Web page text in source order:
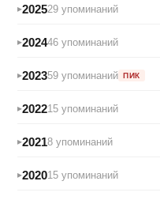
202529 упоминаний
202446 упоминаний
202359 упоминаний ПИК
202215 упоминаний
20218 упоминаний
202015 упоминаний